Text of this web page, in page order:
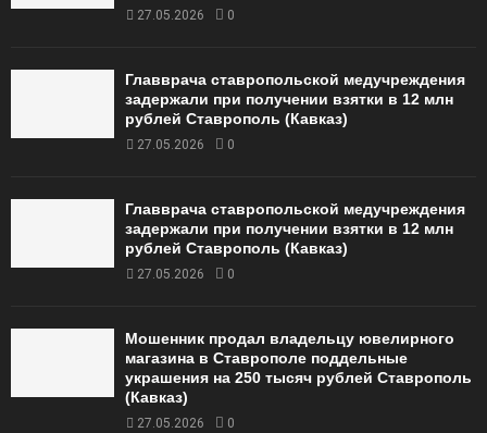
27.05.2026 0
Главврача ставропольской медучреждения
задержали при получении взятки в 12 млн
рублей Ставрополь (Кавказ)
27.05.2026 0
Главврача ставропольской медучреждения
задержали при получении взятки в 12 млн
рублей Ставрополь (Кавказ)
27.05.2026 0
Мошенник продал владельцу ювелирного
магазина в Ставрополе поддельные
украшения на 250 тысяч рублей Ставрополь
(Кавказ)
27.05.2026 0